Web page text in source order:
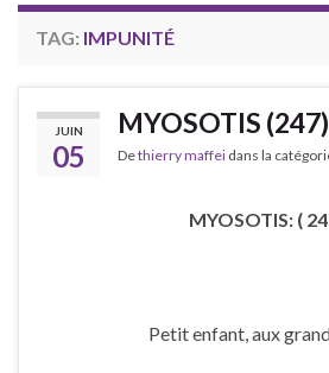
TAG: IMPUNITÉ
JUIN
05
MYOSOTIS (247)
Dethierry maffei dans la
MYOSOTIS: (
Petit enfant, aux